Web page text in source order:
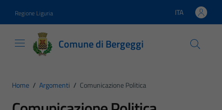
Regione Liguria Lingua attiva:
ITA
Comune di Bergeggi
Home / Argomenti / Comunicazione Politica